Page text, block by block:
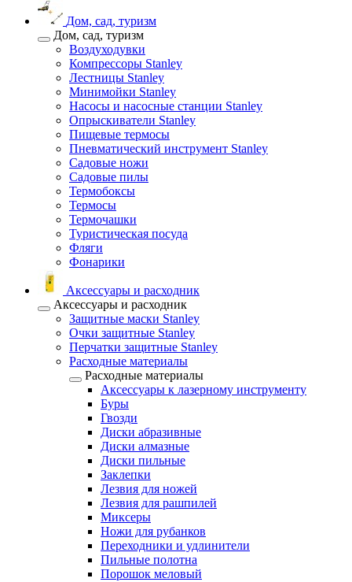
Дом, сад, туризм
Дом, сад, туризм
Воздуходувки
Компрессоры Stanley
Лестницы Stanley
Минимойки Stanley
Насосы и насосные станции Stanley
Опрыскиватели Stanley
Пищевые термосы
Пневматический инструмент Stanley
Садовые ножи
Садовые пилы
Термобоксы
Термосы
Термочашки
Туристическая посуда
Фляги
Фонарики
Аксессуары и расходник
Аксессуары и расходник
Защитные маски Stanley
Очки защитные Stanley
Перчатки защитные Stanley
Расходные материалы
Расходные материалы
Аксессуары к лазерному инструменту
Буры
Гвозди
Диски абразивные
Диски алмазные
Диски пильные
Заклепки
Лезвия для ножей
Лезвия для рашпилей
Миксеры
Ножи для рубанков
Переходники и удлинители
Пильные полотна
Порошок меловый